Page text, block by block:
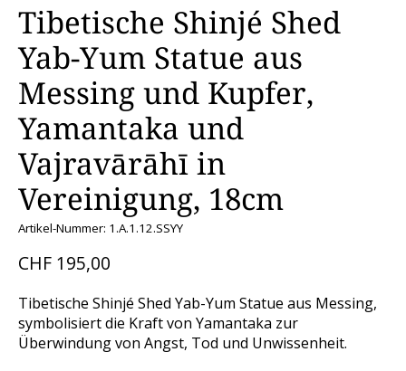
Tibetische Shinjé Shed
Yab-Yum Statue aus
Messing und Kupfer,
Yamantaka und
Vajravārāhī in
Vereinigung, 18cm
Artikel-Nummer: 1.A.1.12.SSYY
CHF 195,00
Tibetische Shinjé Shed Yab-Yum Statue aus Messing,
symbolisiert die Kraft von Yamantaka zur
Überwindung von Angst, Tod und Unwissenheit.